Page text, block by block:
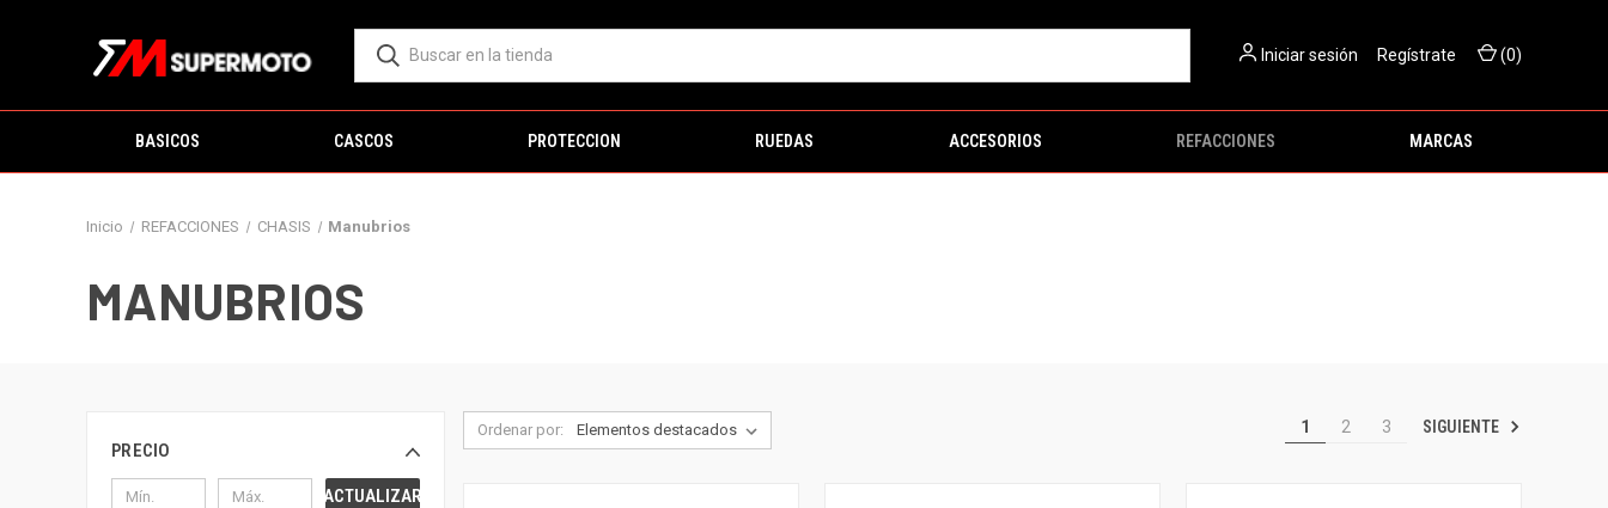
Iniciar sesión Regístrate (0)
BASICOS CASCOS PROTECCION RUEDAS ACCESORIOS REFACCIONES MARCAS
Inicio REFACCIONES CHASIS Manubrios
MANUBRIOS
PRECIO
ACTUALIZAR
Ordenar por: 1 2 3 SIGUIENTE